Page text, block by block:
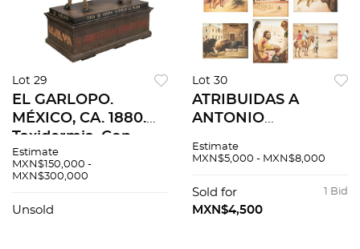
Lot 29
EL GARLOPO.
MÉXICO, CA. 1880.
Taxidermia. Con
base de madera
referida.
Estimate
MXN$150,000 -
MXN$300,000
Unsold
Lot 30
ATRIBUIDAS A
ANTONIO
PINTURAS SOBRE
TAUROMAQUIA EN
MÉXICO. 9 piezas
Estimate
MXN$5,000 - MXN$8,000
1 Bid
Sold for
MXN$4,500